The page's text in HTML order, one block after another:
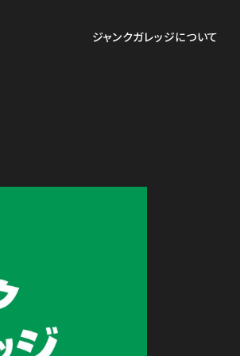
ジャンクガレッジについて